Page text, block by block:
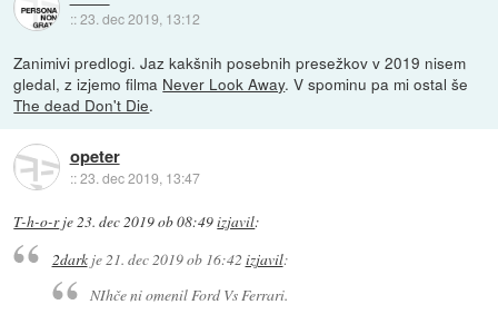
::23. dec 2019, 13:12
Zanimivi predlogi. Jaz kakšnih posebnih presežkov v 2019 nisem
gledal, z izjemo filma Never Look Away. V spominu pa mi ostal še
The dead Don't Die.
opeter
::23. dec 2019, 13:47
T-h-o-rje23. dec 2019 ob 08:49izjavil:
2darkje 21. dec 2019 ob 16:42 izjavil:
NIhče ni omenil Ford Vs Ferrari.